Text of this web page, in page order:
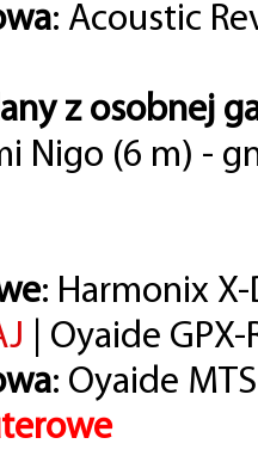
: Acoustic
z osobnej
Nigo (6 m) -
: Harmonix
| Oyaide
: Oyaide